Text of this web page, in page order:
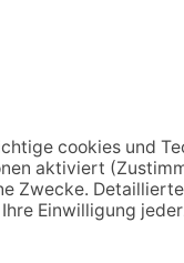
2019 Dr.